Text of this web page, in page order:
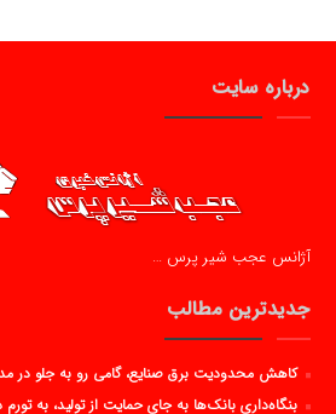
درباره سایت
آژانس عجب شیر پرس …
جدیدترین مطالب
کاهش محدودیت برق صنایع، گامی رو به جلو در
بنگاه‌داری بانک‌ها به جای حمایت از تولید، به